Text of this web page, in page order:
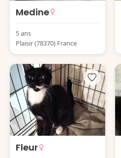
Medine
5 ans
Plaisir (78370) France
Fleur